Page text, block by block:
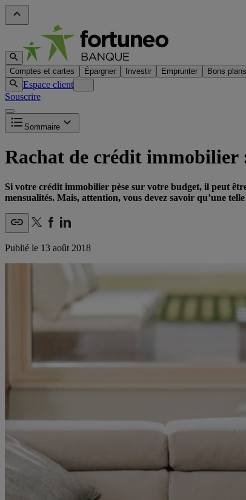
Comptes et cartes Épargner Investir Emprunter Bons plans
Espace client
Souscrire
Sommaire
Rachat de crédit immobilier
Si votre crédit immobilier pèse sur votre budget, il peut
mensualités. Mais, attention, vous devez savoir qu’une
Publié le 13 août 2018